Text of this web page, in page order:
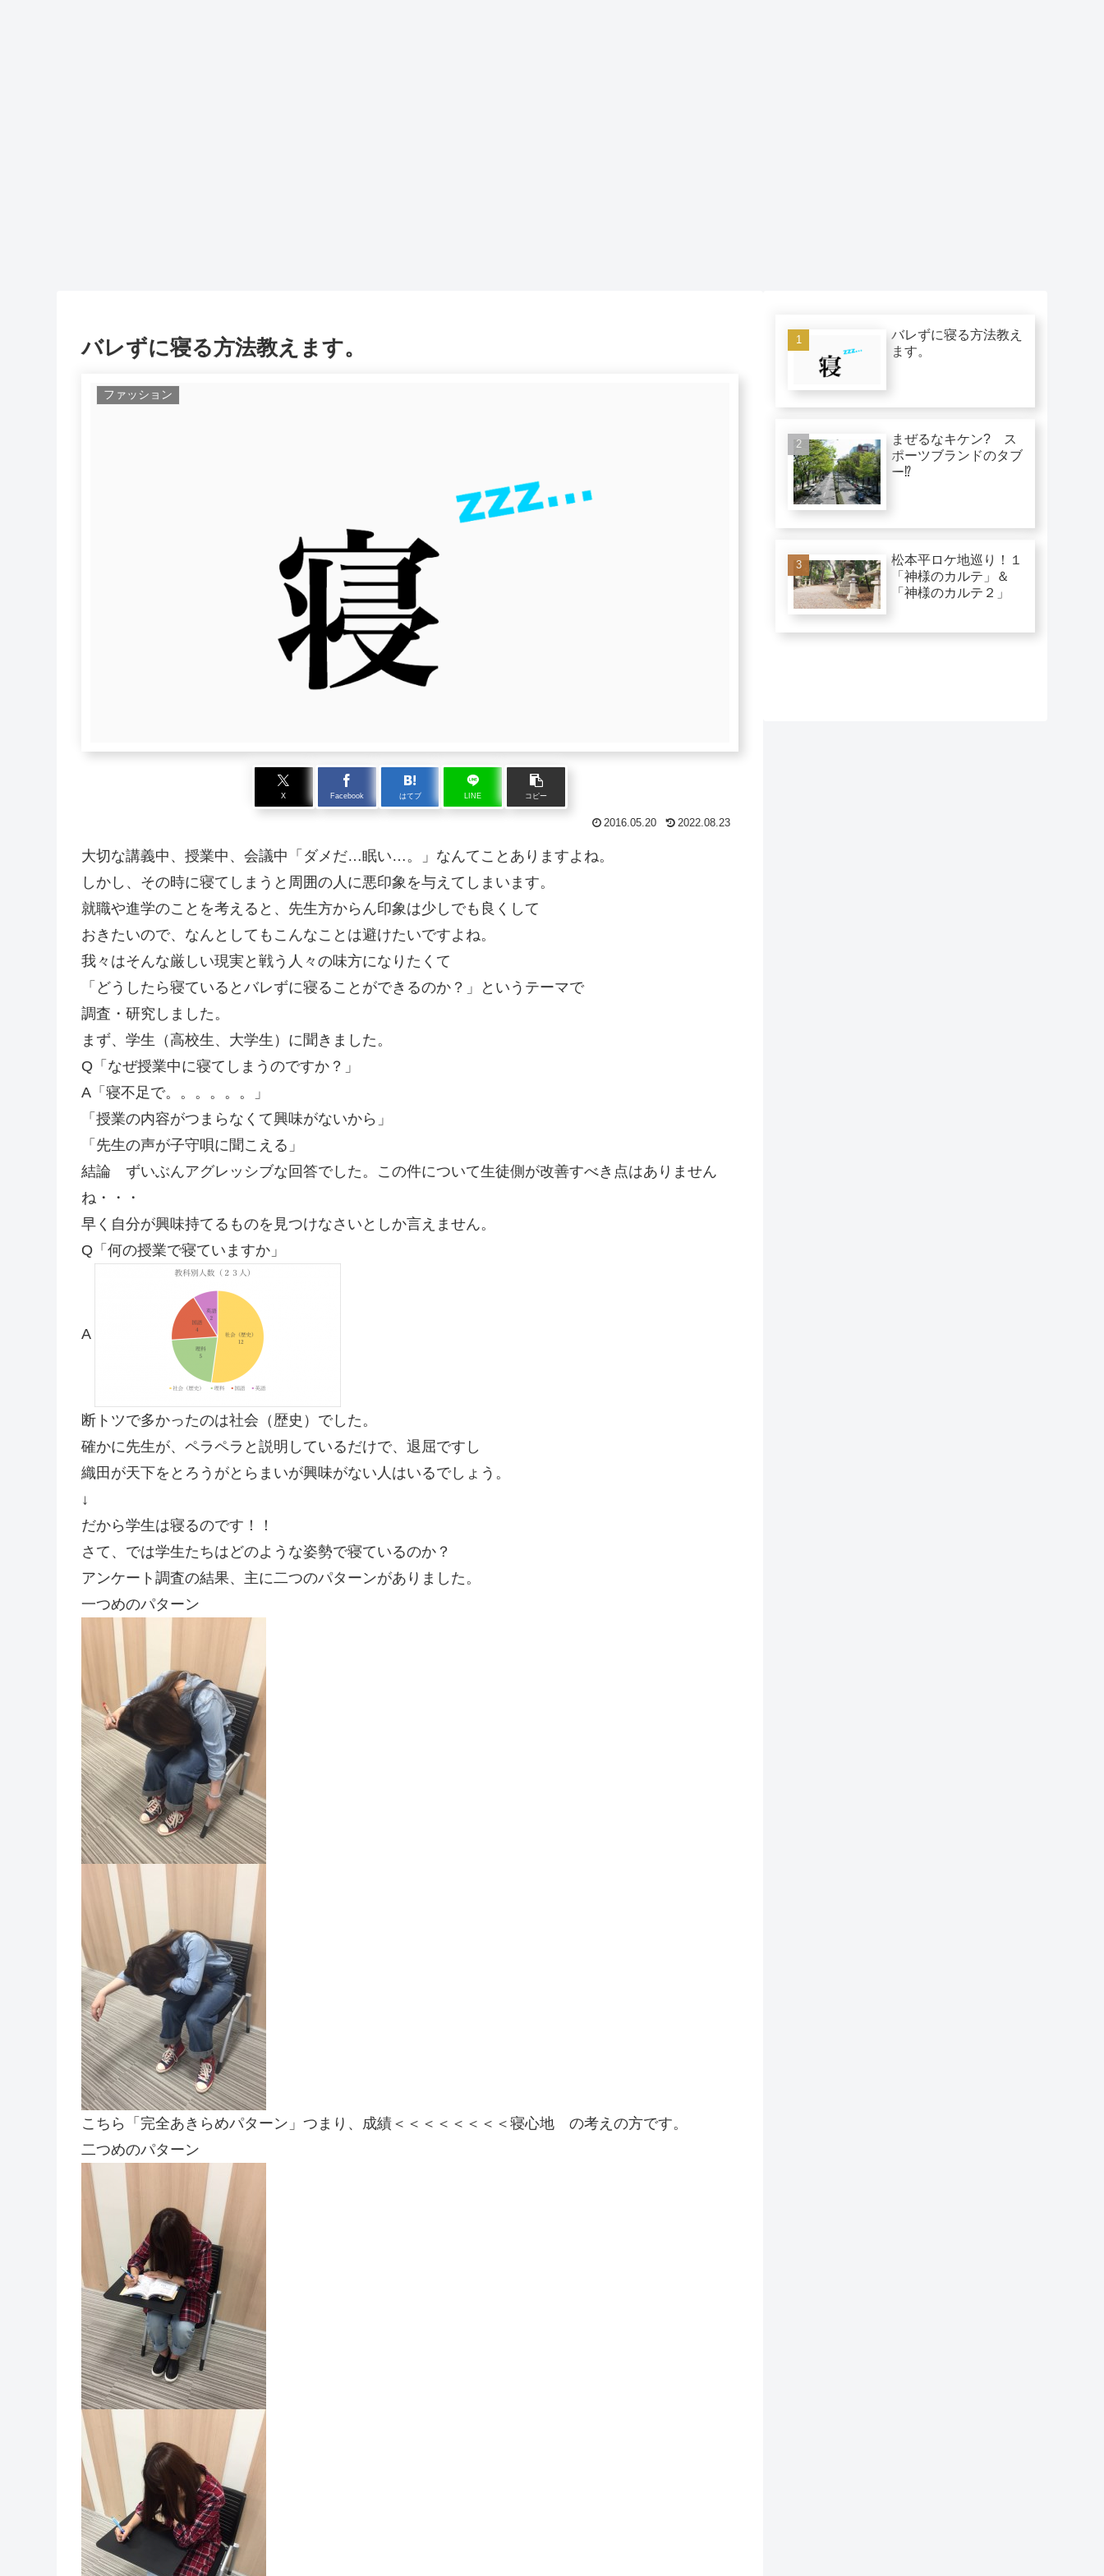
バレずに寝る方法教えます。
ファッション
X Facebook はてブ LINE コピー
2016.05.20 2022.08.23
大切な講義中、授業中、会議中「ダメだ…眠い…。」なんてことありますよね。
しかし、その時に寝てしまうと周囲の人に悪印象を与えてしまいます。
就職や進学のことを考えると、先生方からん印象は少しでも良くして
おきたいので、なんとしてもこんなことは避けたいですよね。
我々はそんな厳しい現実と戦う人々の味方になりたくて
「どうしたら寝ているとバレずに寝ることができるのか？」というテーマで
調査・研究しました。
まず、学生（高校生、大学生）に聞きました。
Q「なぜ授業中に寝てしまうのですか？」
A「寝不足で。。。。。。」
「授業の内容がつまらなくて興味がないから」
「先生の声が子守唄に聞こえる」
結論 ずいぶんアグレッシブな回答でした。この件について生徒側が改善すべき点はありません
ね・・・
早く自分が興味持てるものを見つけなさいとしか言えません。
Q「何の授業で寝ていますか」
A
断トツで多かったのは社会（歴史）でした。
確かに先生が、ペラペラと説明しているだけで、退屈ですし
織田が天下をとろうがとらまいが興味がない人はいるでしょう。
↓
だから学生は寝るのです！！
さて、では学生たちはどのような姿勢で寝ているのか？
アンケート調査の結果、主に二つのパターンがありました。
一つめのパターン
こちら「完全あきらめパターン」つまり、成績＜＜＜＜＜＜＜＜寝心地 の考えの方です。
二つめのパターン
バレずに寝る方法教え
ます。
まぜるなキケン? ス
ポーツブランドのタブ
ー⁉︎
松本平ロケ地巡り！１
「神様のカルテ」＆
「神様のカルテ２」